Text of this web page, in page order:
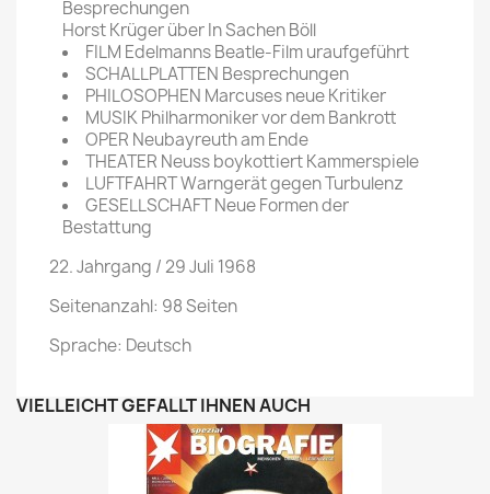
Besprechungen
Horst Krüger über In Sachen Böll
FILM Edelmanns Beatle-Film uraufgeführt
SCHALLPLATTEN Besprechungen
PHILOSOPHEN Marcuses neue Kritiker
MUSIK Philharmoniker vor dem Bankrott
OPER Neubayreuth am Ende
THEATER Neuss boykottiert Kammerspiele
LUFTFAHRT Warngerät gegen Turbulenz
GESELLSCHAFT Neue Formen der
Bestattung
22. Jahrgang / 29 Juli 1968
Seitenanzahl: 98 Seiten
Sprache: Deutsch
VIELLEICHT GEFÄLLT IHNEN AUCH